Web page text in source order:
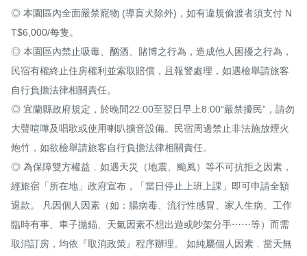
◎ 本園區內全面嚴禁寵物 (導盲犬除外)，如有違規偷渡者須支付 N
T$6,000/每隻。
◎ 本園區內禁止吸毒、酗酒、賭博之行為，造成他人困擾之行為，
民宿有權終止住房權利並索取賠償，且報警處理，如遇檢舉請旅客
自行負擔法律相關責任。
◎ 宜蘭縣政府規定，於晚間22:00至翌日早上8:00“嚴禁擾民”，請勿
大聲喧嘩及唱歌或使用喇叭擴音設備。民宿周邊禁止非法施放煙火
炮竹，如欲檢舉請旅客自行負擔法律相關責任。
◎ 為保障雙方權益﹐如遇天災（地震、颱風）等不可抗拒之因素，
經旅宿「所在地」政府宣布，「當日停止上班上課」即可申請全額
退款。 凡因個人因素（如：腸病毒、流行性感冒、家人生病、工作
臨時有事、車子拋錨、天氣因素不想出遊或吵架分手⋯⋯等）而需
取消訂房，均依『取消政策』程序辦理。 如純屬個人因素﹐當天無